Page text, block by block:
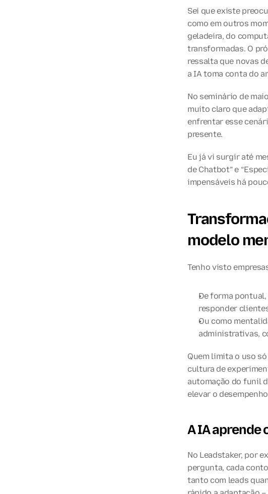
Sei que existe
como em outros
geladeira, do
transformadas. O
ressalta que novas
a IA toma conta do
No seminário de
muito claro que
enfrentar esse
presente.
Eu já vi surgir até
de Chatbot” e
impensáveis há
modelo
Tenho visto
De forma
responder
Ou como
administrativas,
Quem limita o uso
cultura de
automação do funil
elevar o
A IA aprende
No Leadstaker, por
pergunta, cada
tanto com leads